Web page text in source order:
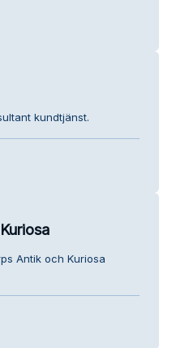
kundtjänst.
Antik och Kuriosa